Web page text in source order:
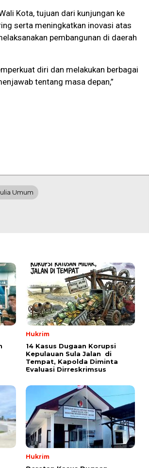
Kota, tujuan dari kunjungan ke
serta meningkatkan inovasi atas
pembangunan di daerah
diri dan melakukan berbagai
tentang masa depan,”
Umum
Hukrim
14 Kasus Dugaan Korupsi
Kepulauan Sula Jalan di
Tempat, Kapolda Diminta
Evaluasi Dirreskrimsus
Hukrim